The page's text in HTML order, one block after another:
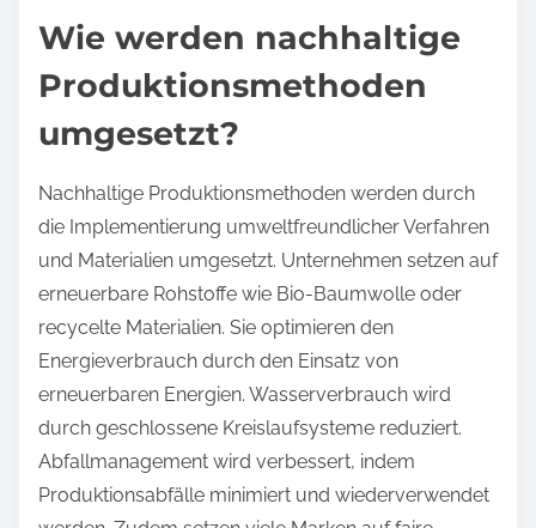
Wie werden nachhaltige
Produktionsmethoden
umgesetzt?
Nachhaltige Produktionsmethoden werden durch
die Implementierung umweltfreundlicher Verfahren
und Materialien umgesetzt. Unternehmen setzen auf
erneuerbare Rohstoffe wie Bio-Baumwolle oder
recycelte Materialien. Sie optimieren den
Energieverbrauch durch den Einsatz von
erneuerbaren Energien. Wasserverbrauch wird
durch geschlossene Kreislaufsysteme reduziert.
Abfallmanagement wird verbessert, indem
Produktionsabfälle minimiert und wiederverwendet